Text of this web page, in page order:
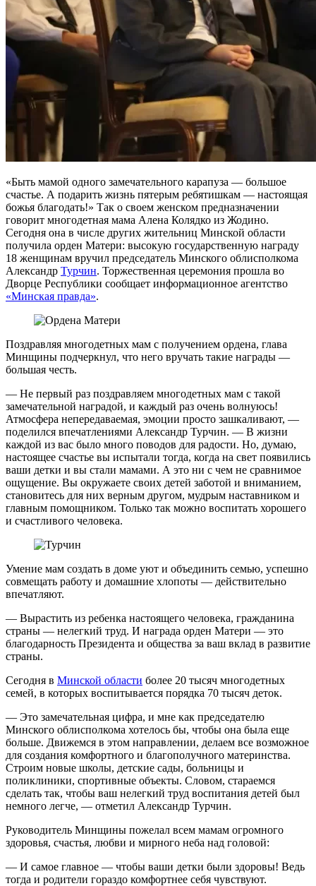
«Быть мамой одного замечательного карапуза — большое
счастье. А подарить жизнь пятерым ребятишкам — настоящая
божья благодать!» Так о своем женском предназначении
говорит многодетная мама Алена Колядко из Жодино.
Сегодня она в числе других жительниц Минской области
получила орден Матери: высокую государственную награду
18 женщинам вручил председатель Минского облисполкома
Александр Турчин. Торжественная церемония прошла во
Дворце Республики сообщает информационное агентство
«Минская правда».
Поздравляя многодетных мам с получением ордена, глава
Минщины подчеркнул, что него вручать такие награды —
большая честь.
— Не первый раз поздравляем многодетных мам с такой
замечательной наградой, и каждый раз очень волнуюсь!
Атмосфера непередаваемая, эмоции просто зашкаливают, —
поделился впечатлениями Александр Турчин. — В жизни
каждой из вас было много поводов для радости. Но, думаю,
настоящее счастье вы испытали тогда, когда на свет появились
ваши детки и вы стали мамами. А это ни с чем не сравнимое
ощущение. Вы окружаете своих детей заботой и вниманием,
становитесь для них верным другом, мудрым наставником и
главным помощником. Только так можно воспитать хорошего
и счастливого человека.
Умение мам создать в доме уют и объединить семью, успешно
совмещать работу и домашние хлопоты — действительно
впечатляют.
— Вырастить из ребенка настоящего человека, гражданина
страны — нелегкий труд. И награда орден Матери — это
благодарность Президента и общества за ваш вклад в развитие
страны.
Сегодня в Минской области более 20 тысяч многодетных
семей, в которых воспитывается порядка 70 тысяч деток.
— Это замечательная цифра, и мне как председателю
Минского облисполкома хотелось бы, чтобы она была еще
больше. Движемся в этом направлении, делаем все возможное
для создания комфортного и благополучного материнства.
Строим новые школы, детские сады, больницы и
поликлиники, спортивные объекты. Словом, стараемся
сделать так, чтобы ваш нелегкий труд воспитания детей был
немного легче, — отметил Александр Турчин.
Руководитель Минщины пожелал всем мамам огромного
здоровья, счастья, любви и мирного неба над головой:
— И самое главное — чтобы ваши детки были здоровы! Ведь
тогда и родители гораздо комфортнее себя чувствуют.